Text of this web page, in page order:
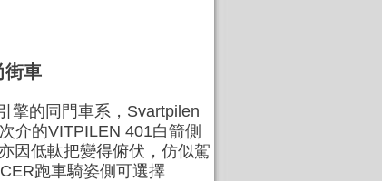
街車
擎的同門車系，Svartpilen
介的VITPILEN 401白箭側
因低軚把變得俯伏，仿似駕
跑車騎姿側可選擇